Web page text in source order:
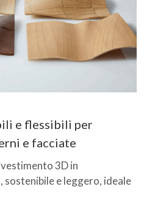
e flessibili per
e facciate
3D in
sostenibile e leggero, ideale